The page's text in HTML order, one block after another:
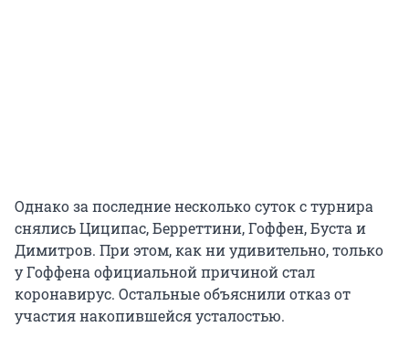
Однако за последние несколько суток с турнира
снялись Циципас, Берреттини, Гоффен, Буста и
Димитров. При этом, как ни удивительно, только
у Гоффена официальной причиной стал
коронавирус. Остальные объяснили отказ от
участия накопившейся усталостью.